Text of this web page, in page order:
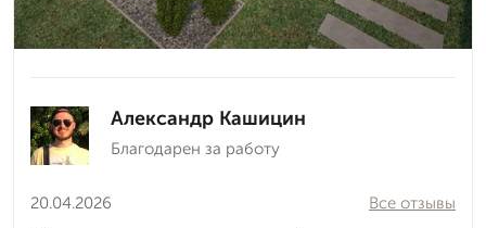
Александр Кашицин
Благодарен за работу
20.04.2026
Все отзывы